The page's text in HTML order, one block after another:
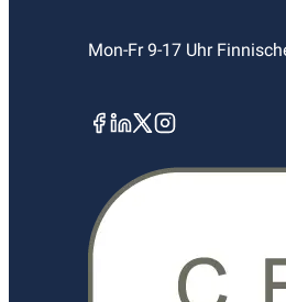
Mon-Fr 9-17 Uhr